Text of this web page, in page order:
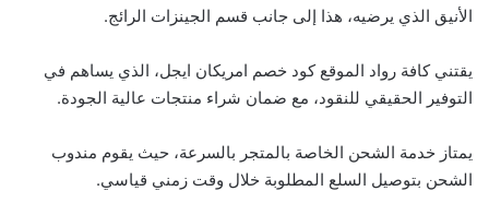
الأنيق الذي يرضيه، هذا إلى جانب قسم الجينزات الرائج.
يقتني كافة رواد الموقع كود خصم امريكان ايجل، الذي يساهم في
التوفير الحقيقي للنقود، مع ضمان شراء منتجات عالية الجودة.
يمتاز خدمة الشحن الخاصة بالمتجر بالسرعة، حيث يقوم مندوب
الشحن بتوصيل السلع المطلوبة خلال وقت زمني قياسي.